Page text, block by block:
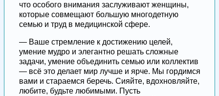
что особого внимания заслуживают женщины,
которые совмещают большую многодетную
семью и труд в медицинской сфере.
— Ваше стремление к достижению целей,
умение мудро и элегантно решать сложные
задачи, умение объединить семью или коллектив
— всё это делает мир лучше и ярче. Мы гордимся
вами и стараемся беречь. Сияйте, вдохновляйте,
любите, будьте любимыми. Пусть